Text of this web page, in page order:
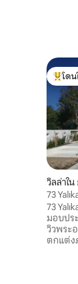
โดนใ
โดน
วิลล่าใ
73
วิวพระ
73
มอบปร
วิวพระ
ตกแต่ง
เล็กส
ถนนริ